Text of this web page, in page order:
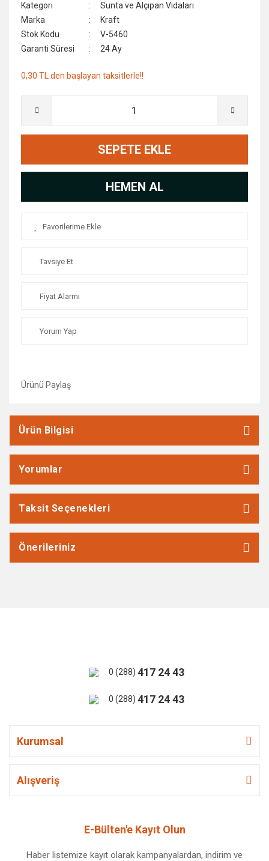
Kategori
Sunta ve Alçıpan Vidaları
Marka
Kraft
Stok Kodu
V-5460
Garanti Süresi
24 Ay
0,30 TL den başlayan taksitlerle!!
SEPETE EKLE
HEMEN AL
Tavsiye Et
Fiyat Alarmı
Yorum Yap
Ürünü Paylaş
Ürün Bilgisi
Yorumlar
Taksit Seçenekleri
Önerileriniz
0 (288) 417 24 43
0 (288) 417 24 43
Kurumsal
Alışveriş
E-Bülten'e Kayıt Olun
Haber listemize kayıt olarak kampanyalardan, indirim ve